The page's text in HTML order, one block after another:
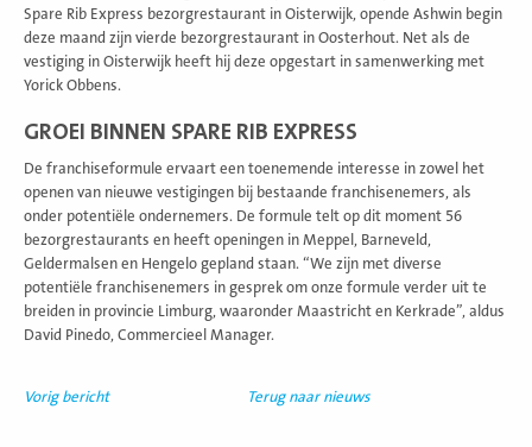
Spare Rib Express bezorgrestaurant in Oisterwijk, opende Ashwin begin
deze maand zijn vierde bezorgrestaurant in Oosterhout. Net als de
vestiging in Oisterwijk heeft hij deze opgestart in samenwerking met
Yorick Obbens.
GROEI BINNEN SPARE RIB EXPRESS
De franchiseformule ervaart een toenemende interesse in zowel het
openen van nieuwe vestigingen bij bestaande franchisenemers, als
onder potentiële ondernemers. De formule telt op dit moment 56
bezorgrestaurants en heeft openingen in Meppel, Barneveld,
Geldermalsen en Hengelo gepland staan. “We zijn met diverse
potentiële franchisenemers in gesprek om onze formule verder uit te
breiden in provincie Limburg, waaronder Maastricht en Kerkrade”, aldus
David Pinedo, Commercieel Manager.
Vorig bericht Terug naar nieuws